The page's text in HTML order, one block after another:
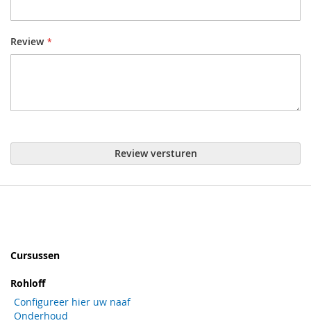
Review
Review versturen
Cursussen
Rohloff
Configureer hier uw naaf
Onderhoud